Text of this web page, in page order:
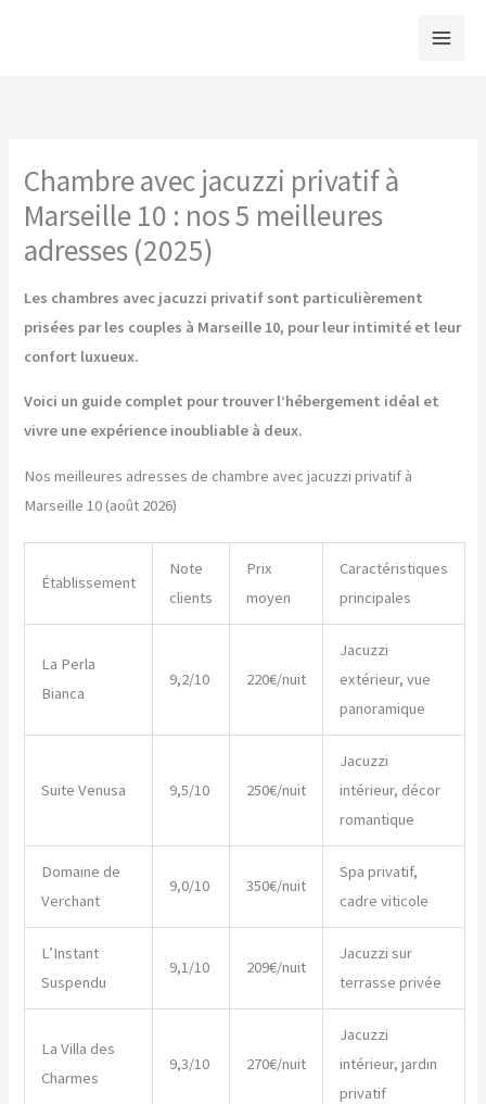
Chambre avec jacuzzi privatif à
Marseille 10 : nos 5 meilleures
adresses (2025)
Les chambres avec jacuzzi privatif sont particulièrement
prisées par les couples à Marseille 10, pour leur intimité et leur
confort luxueux.
Voici un guide complet pour trouver l’hébergement idéal et
vivre une expérience inoubliable à deux.
Nos meilleures adresses de chambre avec jacuzzi privatif à
Marseille 10 (août 2026)
Établissement
Note
clients
Prix
moyen
Caractéristiques
principales
La Perla
Bianca
9,2/10 220€/nuit
Jacuzzi
extérieur, vue
panoramique
Suite Venusa 9,5/10 250€/nuit
Jacuzzi
intérieur, décor
romantique
Domaine de
Verchant
9,0/10 350€/nuit
Spa privatif,
cadre viticole
L’Instant
Suspendu
9,1/10 209€/nuit
Jacuzzi sur
terrasse privée
La Villa des
Charmes
9,3/10 270€/nuit
Jacuzzi
intérieur, jardin
privatif